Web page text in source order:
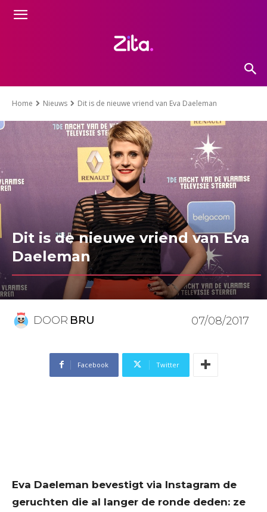
Home Nieuws Dit is de nieuwe vriend van Eva Daeleman
Dit is de nieuwe vriend van Eva
Daeleman
DOOR BRU 07/08/2017
Facebook Twitter
Eva Daeleman bevestigt via Instagram de
geruchten die al langer de ronde deden: ze